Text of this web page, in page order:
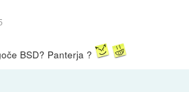
BSD? Panterja ?